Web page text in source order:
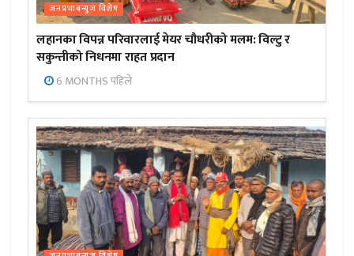
जनप्रभाबन्युज विशेष
लहानका विपन्न परिवारलाई मेयर चौधरीको मलम: विल्टु र
सकुन्तीको निधनमा राहत प्रदान
6 MONTHS पहिले